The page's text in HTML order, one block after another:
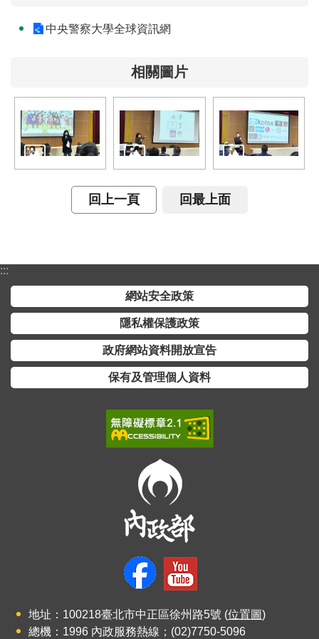
中央警察大學全球資訊網
相關圖片
回上一頁 回最上面
:::
網站安全政策
隱私權保護政策
政府網站資料開放宣告
保有及管理個人資料
地址：100218臺北市中正區徐州路5號 (位置圖)
總機：1996 內政服務熱線；(02)7750-5096